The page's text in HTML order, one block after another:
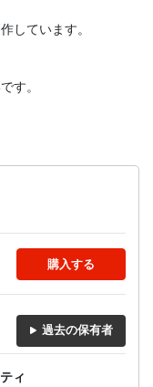
しています。
す。
購入する
過去の保有者
ィ